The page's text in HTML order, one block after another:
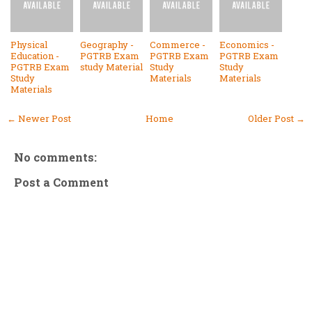
Physical
Education -
PGTRB Exam
Study
Materials
Geography -
PGTRB Exam
study Material
Commerce -
PGTRB Exam
Study
Materials
Economics -
PGTRB Exam
Study
Materials
← Newer Post Older Post →
Home
No comments:
Post a Comment